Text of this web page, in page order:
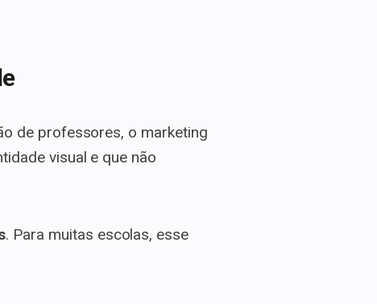
de professores, o marketing
visual e que não
. Para muitas escolas, esse